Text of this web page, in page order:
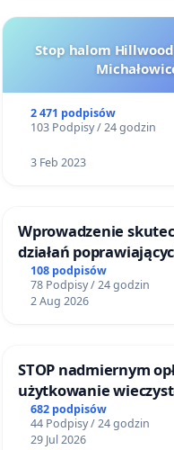
Stop halom
2 471 podpisów
103 Podpisy / 24 godzin
3 Feb 2023
Wprowadzenie
działań
bezpieczeństwo na
Żeromskiego w
108 podpisów
78 Podpisy / 24 godzin
2 Aug 2026
STOP nadmiernym
użytkowanie
zajmowanych przez
ogrody działkowe.
682 podpisów
44 Podpisy / 24 godzin
29 Jul 2026